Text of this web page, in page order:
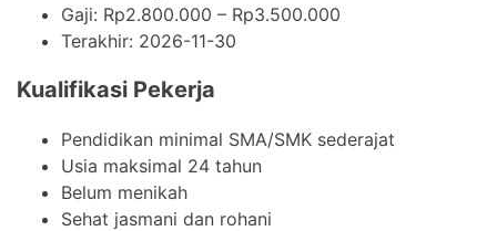
Gaji: Rp2.800.000 – Rp3.500.000
Terakhir: 2026-11-30
Kualifikasi Pekerja
Pendidikan minimal SMA/SMK sederajat
Usia maksimal 24 tahun
Belum menikah
Sehat jasmani dan rohani